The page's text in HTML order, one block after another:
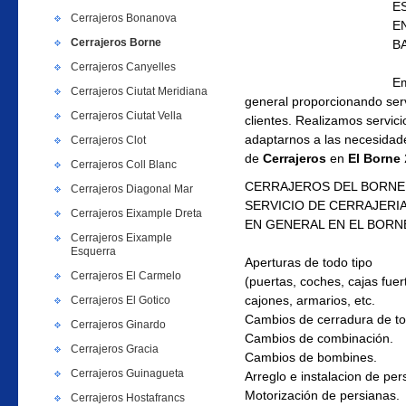
Cerrajeros Bonanova
Cerrajeros Borne
Cerrajeros Canyelles
Cerrajeros Ciutat Meridiana
Cerrajeros Ciutat Vella
Cerrajeros Clot
Cerrajeros Coll Blanc
Cerrajeros Diagonal Mar
Cerrajeros Eixample Dreta
Cerrajeros Eixample
Esquerra
Cerrajeros El Carmelo
Cerrajeros El Gotico
Cerrajeros Ginardo
Cerrajeros Gracia
Cerrajeros Guinagueta
Cerrajeros Hostafrancs
general proporcionando
clientes. Realizamos
adaptarnos a las
de Cerrajeros en El Borne
CERRAJEROS DEL
SERVICIO DE CERRAJERIA
EN GENERAL EN EL
Aperturas de todo tipo
(puertas, coches, cajas
cajones, armarios, etc.
Cambios de cerradura de
Cambios de combinación.
Cambios de bombines.
Arreglo e instalacion de
Motorización de persianas.